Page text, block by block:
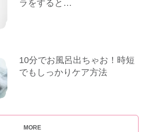
ラをすると…
10分でお風呂出ちゃお！時短
でもしっかりケア方法
MORE